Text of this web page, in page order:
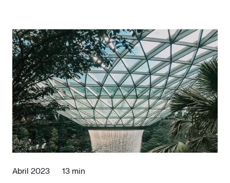
Abril 2023 13 min